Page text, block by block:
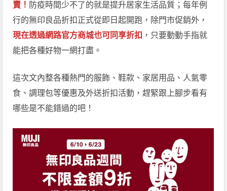
賣！ 防疫時間少不了的就是提升居家生活品質；每年例
行的無印良品折扣正式從即日起開跑，除門市促銷外，
現在透過網路官方商城也可同享折扣 ，只要動動手指就
能把各種好物一網打盡。
這次文內整各種熱門的服飾、鞋款、家居用品、人氣零
食、調理包等優惠及外送折扣活動，趕緊跟上腳步看有
哪些是不能錯過的吧！